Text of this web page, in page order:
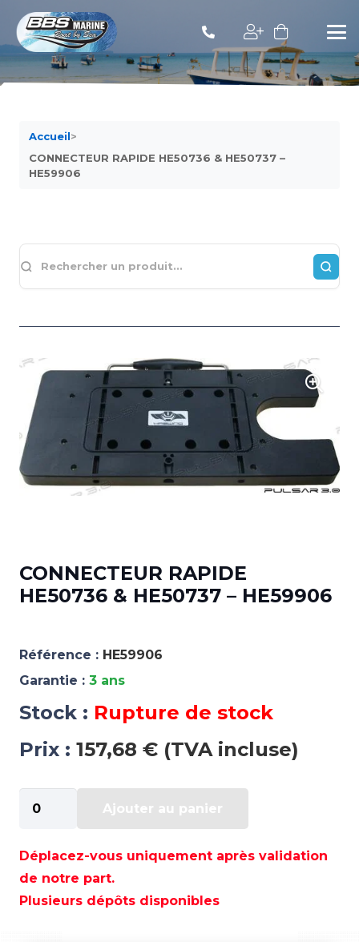
Accueil>
CONNECTEUR RAPIDE HE50736 & HE50737 –
HE59906
CONNECTEUR RAPIDE
HE50736 & HE50737 – HE59906
Référence : HE59906
Garantie : 3 ans
Stock : Rupture de stock
Prix : 157,68 € (TVA incluse)
de
RAPIDE
HE50736
&
Ajouter au panier
Déplacez-vous uniquement après validation
de notre part.
Plusieurs dépôts disponibles